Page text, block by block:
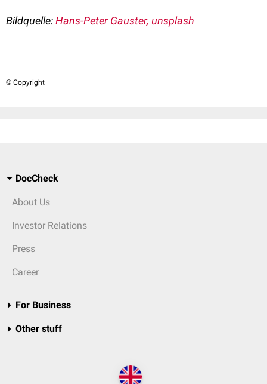
Bildquelle:Hans-Peter Gauster, unsplash
© Copyright
DocCheck
About Us
Investor Relations
Press
Career
For Business
Other stuff